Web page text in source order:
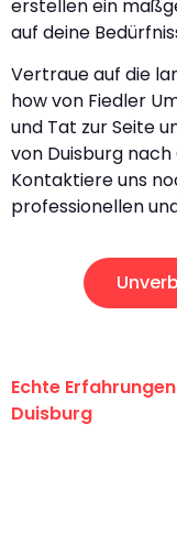
erstellen ein
auf deine
Vertraue auf die
how von Fiedler
und Tat zur Seite
von Duisburg
Kontaktiere uns
professionellen
Echte
Duisburg